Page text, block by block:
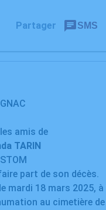
Partager SMS
amis de
TARIN
part de son décès.
mardi 18 mars 2025, à
au cimetière